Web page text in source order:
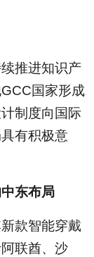
推进知识产
国家形成
制度向国际
有积极意
东布局
款智能穿戴
联酋、沙